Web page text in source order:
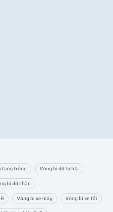
tang trống
Vòng bi đỡ tự lựa
bi đỡ chặn
Vòng bi xe máy
Vòng bi xe tải